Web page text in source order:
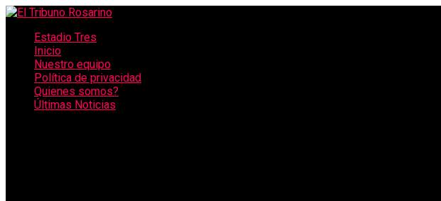
Estadio Tres
Inicio
Nuestro equipo
Política de privacidad
Quienes somos?
Últimas Noticias